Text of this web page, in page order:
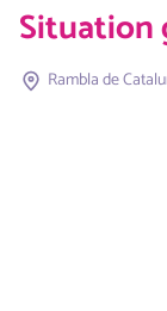
Situation
Rambla de